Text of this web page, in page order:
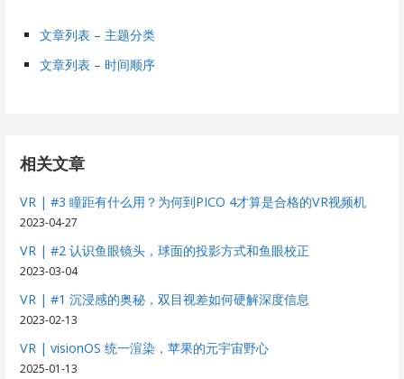
文章列表 – 主题分类
文章列表 – 时间顺序
相关文章
VR | #3 瞳距有什么用？为何到PICO 4才算是合格的VR视频机
2023-04-27
VR | #2 认识鱼眼镜头，球面的投影方式和鱼眼校正
2023-03-04
VR | #1 沉浸感的奥秘，双目视差如何硬解深度信息
2023-02-13
VR | visionOS 统一渲染，苹果的元宇宙野心
2025-01-13